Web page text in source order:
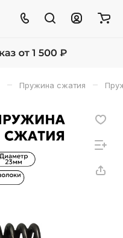
– Пружина сжатия –